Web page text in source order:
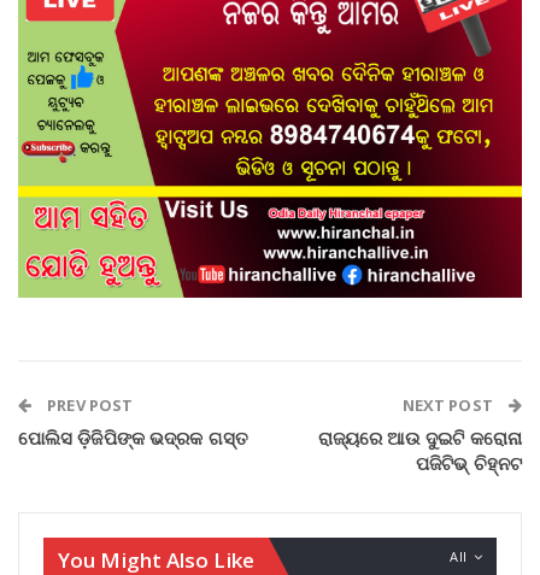
PREV POST
ପୋଲିସ ଡ଼ିଜିପିଙ୍କ ଭଦ୍ରକ ଗସ୍ତ
NEXT POST
ରାଜ୍ୟରେ ଆଉ ଦୁଇଟି କରୋନା
ପଜିଟିଭ୍ ଚିହ୍ନଟ
All
You Might Also Like